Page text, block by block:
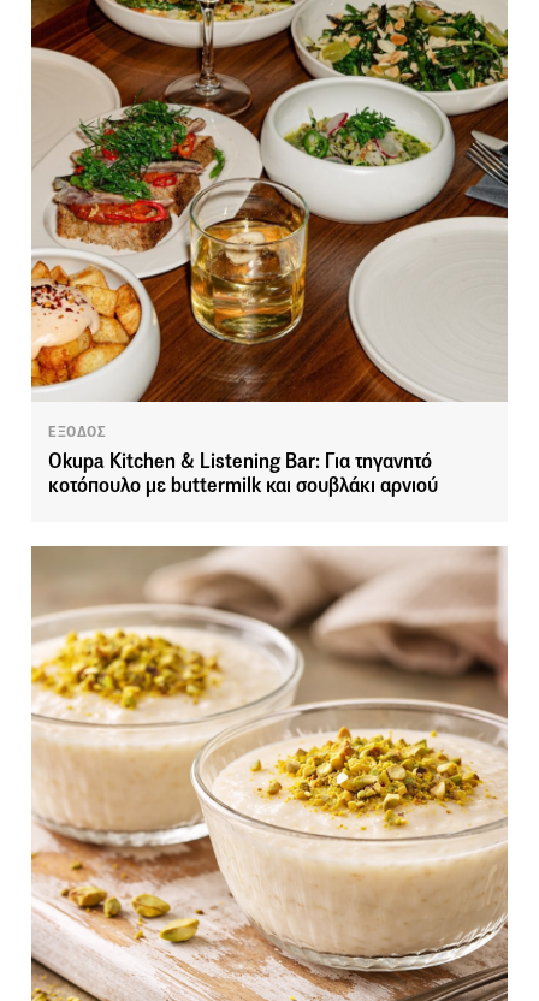
ΕΞΟΔΟΣ
Okupa Kitchen & Listening Bar: Για τηγανητό
κοτόπουλο με buttermilk και σουβλάκι αρνιού